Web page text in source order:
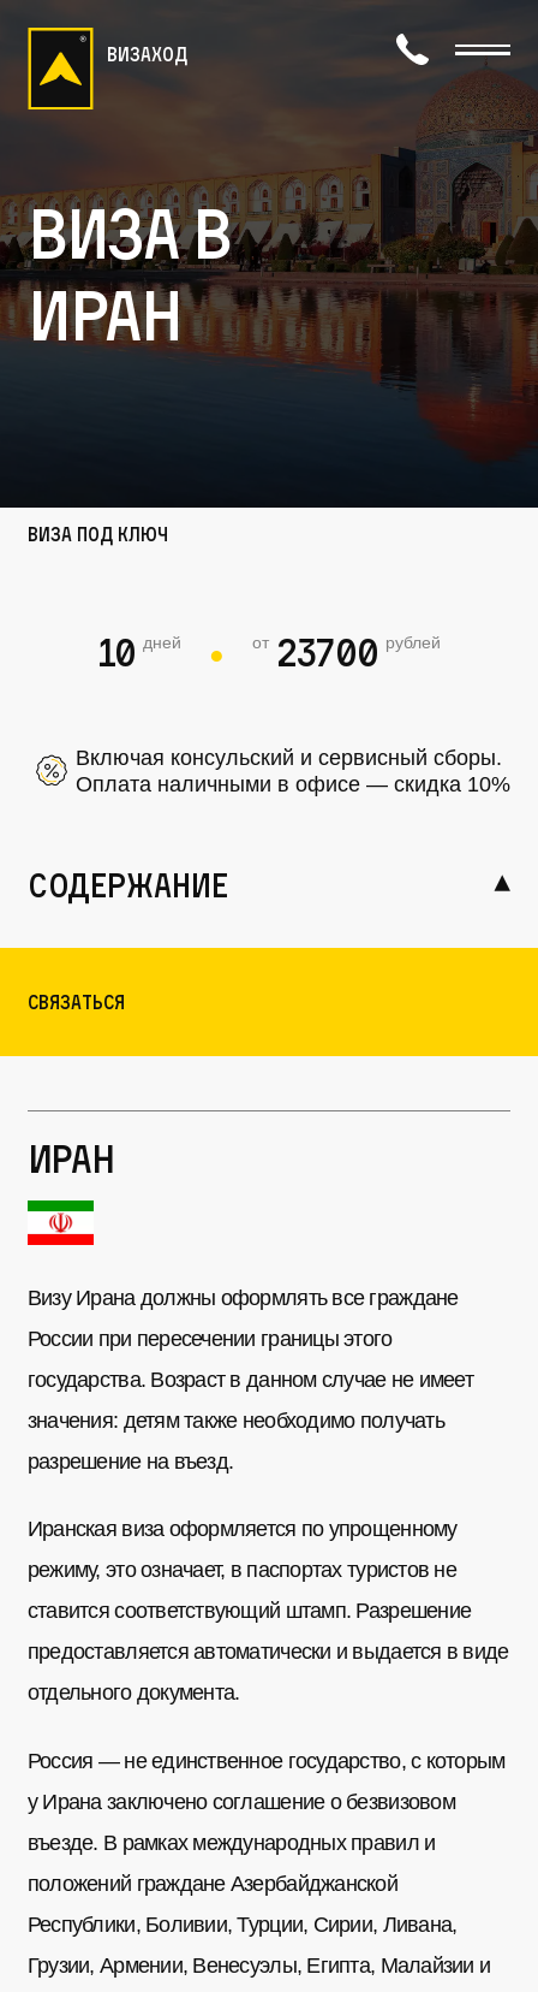
визаход
Виза в
Иран
Виза под ключ
10 дней ● от 23700 рублей
Включая консульский и сервисный сборы.
Оплата наличными в офисе — скидка 10%
содержание
Связаться
Иран
Визу Ирана должны оформлять все граждане
России при пересечении границы этого
государства. Возраст в данном случае не имеет
значения: детям также необходимо получать
разрешение на въезд.
Иранская виза оформляется по упрощенному
режиму, это означает, в паспортах туристов не
ставится соответствующий штамп. Разрешение
предоставляется автоматически и выдается в виде
отдельного документа.
Россия — не единственное государство, с которым
у Ирана заключено соглашение о безвизовом
въезде. В рамках международных правил и
положений граждане Азербайджанской
Республики, Боливии, Турции, Сирии, Ливана,
Грузии, Армении, Венесуэлы, Египта, Малайзии и